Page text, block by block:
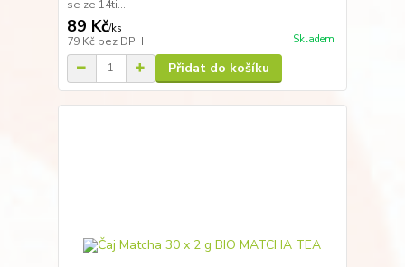
se ze 14ti...
89 Kč/ks
79 Kč bez DPH Skladem
Přidat do košíku